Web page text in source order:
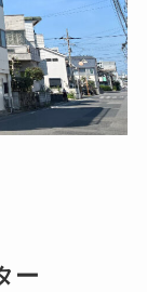
ー